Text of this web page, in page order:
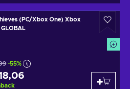
(PC/Xbox One) Xbox
GLOBAL
-55%